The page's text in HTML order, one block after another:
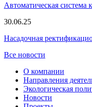
Автоматическая
30.06.25
Насадочная
Все новости
О компании
Направления
Экологическая
Новости